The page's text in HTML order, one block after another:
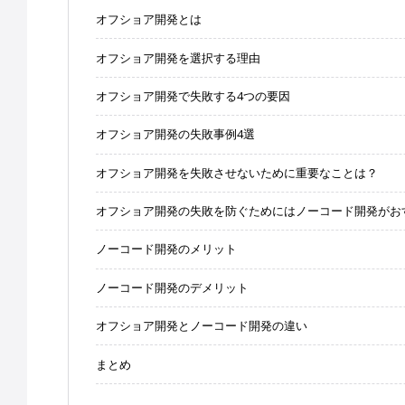
オフショア開発とは
オフショア開発を選択する理由
オフショア開発で失敗する4つの要因
オフショア開発の失敗事例4選
オフショア開発を失敗させないために重要なことは？
オフショア開発の失敗を防ぐためにはノーコード開発がお
ノーコード開発のメリット
ノーコード開発のデメリット
オフショア開発とノーコード開発の違い
まとめ